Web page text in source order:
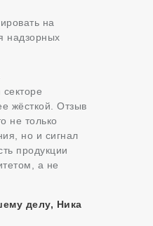
на
надзорных
жёсткой. Отзыв
не только
но и сигнал
продукции
а не
делу, Ника